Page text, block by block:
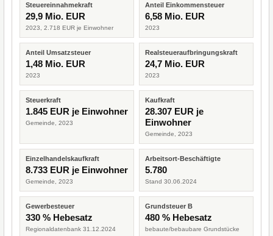
Steuereinnahmekraft
29,9 Mio. EUR
2023, 2.718 EUR je Einwohner
Anteil Einkommensteuer
6,58 Mio. EUR
2023
Anteil Umsatzsteuer
1,48 Mio. EUR
2023
Realsteueraufbringungskraft
24,7 Mio. EUR
2023
Steuerkraft
1.845 EUR je Einwohner
Gemeinde, 2023
Kaufkraft
28.307 EUR je
Einwohner
Gemeinde, 2023
Einzelhandelskaufkraft
8.733 EUR je Einwohner
Gemeinde, 2023
Arbeitsort-Beschäftigte
5.780
Stand 30.06.2024
Gewerbesteuer
330 % Hebesatz
Regionaldatenbank 31.12.2024
Grundsteuer B
480 % Hebesatz
bebaute/bebaubare Grundstücke